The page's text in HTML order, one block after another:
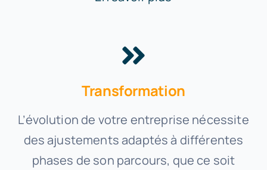
Transformation
L’évolution de votre entreprise nécessite
des ajustements adaptés à différentes
phases de son parcours, que ce soit